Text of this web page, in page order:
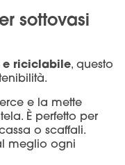
sottovasi
e riciclabile, questo
e la mette
È perfetto per
o scaffali.
meglio ogni